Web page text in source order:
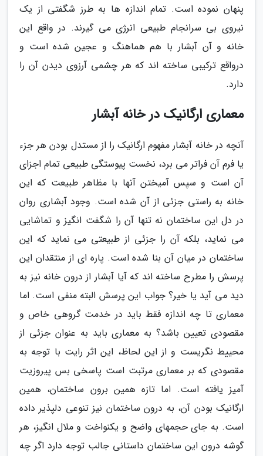
پنهان نموده است. تمام اندازه ها به طرز شگفتی از یک
نیروی بی سرانجام طبیعی انرژی می گیرند. در واقع این
خانه و آن آبشار با هم هماهنگ و عجین شده است و
درواقع ترکیبی ساخته اند که هر چشمی آرزوی دیدن آن را
دارد.
معماری ارگانیک در خانه آبشار
آنچه در خانه آبشار مفهوم ارگانیک را از مستدل بودن هر جزء
یا فرم آن فراتر می برد، نخست پیوستگی طبیعی تمام اجزای
آن است و سپس آمیختن آنها با مظاهر طبیعت که این
خانه به راستی جزئی از آن شده است. وجود آبشاری روان
در دل این ساختمان نه تنها آن را شگفت انگیز و تماشایی
می نماید، بلکه آن را جزئی از طبیعتی می نماید که این
ساختمان در میان آن بنا شده است. پاره ای از منتقدان این
پرسش را مطرح ساخته اند که آیا آبشار از درون خانه نیز به
دید می آید یا خیر؟ جواب این پرسش البته منفی است. اما
معماری تا چه اندازه فقط باید در خدمت گروهی خاص و
مقصودی تعیین باشد؟ به معماری باید به عنوان جزئی از
محییط نگریست و از این لحاظ، این اثر رایت با توجه به
مقصودی که بر معماری مرتبت است پاسخی بس پیروزیت
آمیز یافته است. اما تازه همین برون ساختمان، همین
ارگانیک بودن آن، به درون ساختمان نیز تنوعی دلپذیر داده
است. به جای حجمهای واضح و یکنواخت و ملال انگیز، هر
گوشه درون این ساختمان داستانی جالب توجه دارد اگر چه